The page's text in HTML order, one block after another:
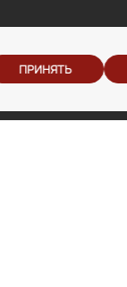
ПРИНЯТЬ